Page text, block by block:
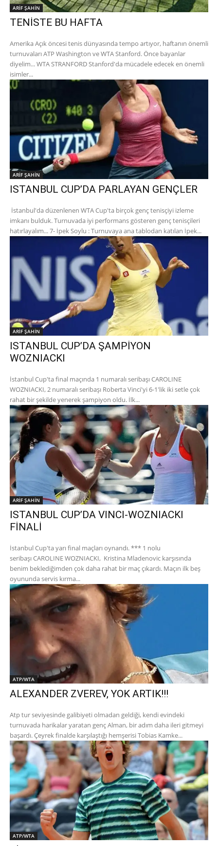
ARİF ŞAHİN
TENİSTE BU HAFTA
Amerika Açık öncesi tenis dünyasında tempo artıyor, haftanın önemli
turnuvaları ATP Washington ve WTA Stanford. Önce bayanlar
diyelim... WTA STRANFORD Stanford'da mücadele edecek en önemli
isimler...
ARİF ŞAHİN
ISTANBUL CUP’DA PARLAYAN GENÇLER
İstanbul'da düzenlenen WTA Cup'ta birçok genç tenisçiyi izleme
imkanı bulduk. Turnuvada iyi performans gösteren genç tenisçileri
hatırlayalım... 7- İpek Soylu : Turnuvaya ana tablodan katılan İpek...
ARİF ŞAHİN
ISTANBUL CUP’DA ŞAMPİYON
WOZNIACKI
İstanbul Cup'ta final maçında 1 numaralı seribaşı CAROLINE
WOZNIACKI, 2 numaralı seribaşı Roberta Vinci'yi 6-1'lik iki setle çok
rahat bir şekilde yenerek şampiyon oldu. İlk...
ARİF ŞAHİN
ISTANBUL CUP’DA VINCI-WOZNIACKI
FİNALİ
İstanbul Cup'ta yarı final maçları oynandı. *** 1 nolu
seribaşı CAROLINE WOZNIACKI, Kristina Mladenovic karşısında
benim beklediğimden çok daha rahat bir maç çıkardı. Maçın ilk beş
oyununda servis kırma...
ATP/WTA
ALEXANDER ZVEREV, YOK ARTIK!!!
Atp tur seviyesinde galibiyeti olmadan geldiği, kendi evindeki
turnuvada harikalar yaratan genç Alman, bir adım daha ileri gitmeyi
başardı. Çeyrek finalde karşılaştığı hemşerisi Tobias Kamke...
ATP/WTA